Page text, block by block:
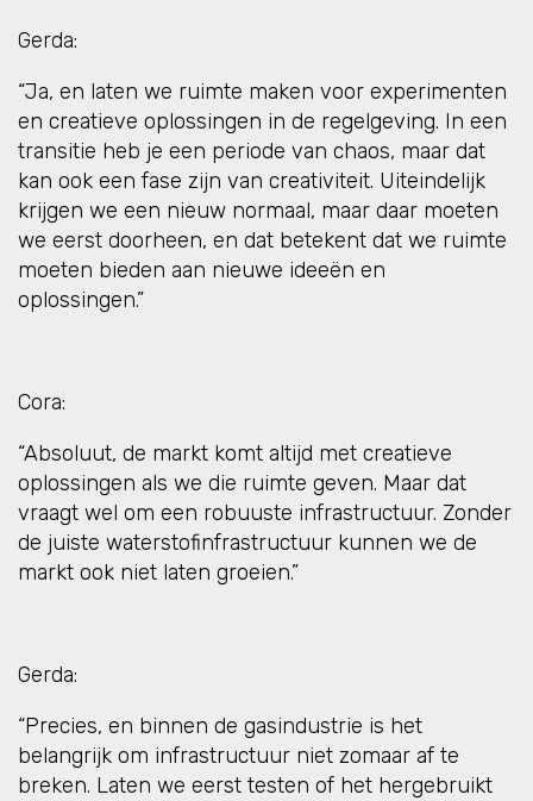
Gerda:
“Ja, en laten we ruimte maken voor experimenten
en creatieve oplossingen in de regelgeving. In een
transitie heb je een periode van chaos, maar dat
kan ook een fase zijn van creativiteit. Uiteindelijk
krijgen we een nieuw normaal, maar daar moeten
we eerst doorheen, en dat betekent dat we ruimte
moeten bieden aan nieuwe ideeën en
oplossingen.”
Cora:
“Absoluut, de markt komt altijd met creatieve
oplossingen als we die ruimte geven. Maar dat
vraagt wel om een robuuste infrastructuur. Zonder
de juiste waterstofinfrastructuur kunnen we de
markt ook niet laten groeien.”
Gerda:
“Precies, en binnen de gasindustrie is het
belangrijk om infrastructuur niet zomaar af te
breken. Laten we eerst testen of het hergebruikt